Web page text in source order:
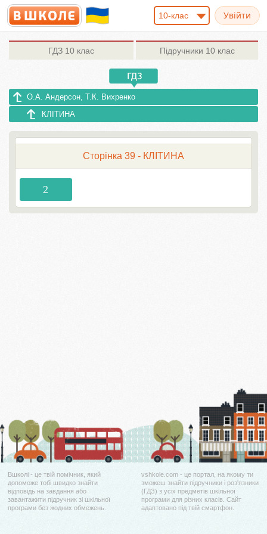
10-клас
ГДЗ 10 клас Підручники 10 клас
О.А. Андерсон, Т.К. Вихренко
КЛІТИНА
Сторінка 39 - КЛІТИНА
2
Вшколі - це твій помічник, який
допоможе тобі швидко знайти
відповідь на завдання або
завантажити підручник зі шкільної
програми без жодних обмежень.
vshkole.com - це портал, на якому ти
зможеш знайти підручники і роз'язники
(ГДЗ) з усіх предметів шкільної
програми для різних класів. Сайт
адаптовано під твій смартфон.